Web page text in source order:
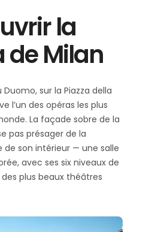
la
de Milan
Duomo, sur la Piazza della
l’un des opéras les plus
La façade sobre de la
pas présager de la
son intérieur — une salle
avec ses six niveaux de
des plus beaux théâtres